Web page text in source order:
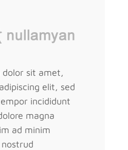
dolor sit amet,
elit, sed
incididunt
magna
ad minim